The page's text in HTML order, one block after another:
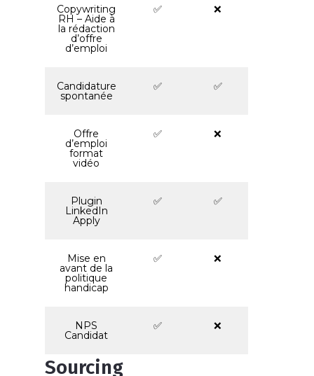
Copywriting
RH – Aide à
la rédaction
d’offre
d’emploi
✅ ❌
Candidature
spontanée
✅ ✅
Offre
d’emploi
format
vidéo
✅ ❌
Plugin
LinkedIn
Apply
✅ ✅
Mise en
avant de la
politique
handicap
✅ ❌
NPS
Candidat
✅ ❌
Sourcing